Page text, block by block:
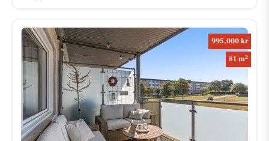
995.000 kr
81 m2